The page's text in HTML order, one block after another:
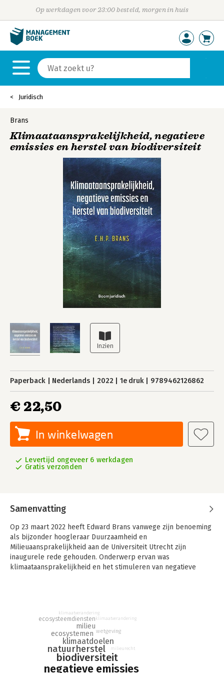
Op werkdagen voor 23:00 besteld, morgen in huis
Juridisch
Brans
Klimaataansprakelijkheid, negatieve
emissies en herstel van biodiversiteit
Paperback Nederlands 2022 1e druk 9789462126862
€ 22,50
In winkelwagen
Levertijd ongeveer 6 werkdagen
Gratis verzonden
Samenvatting
Op 23 maart 2022 heeft Edward Brans vanwege zijn benoeming
als bijzonder hoogleraar Duurzaamheid en
Milieuaansprakelijkheid aan de Universiteit Utrecht zijn
inaugurele rede gehouden. Onderwerp ervan was
klimaataansprakelijkheid en het stimuleren van negatieve
Ter financiering van maatregelen gericht op de realisering van
natuurlijke negatieve emissies overweegt de Europese
Commissie in het kader van het ‘Fit for 55’ programma om een
systeem van ‘carbon credits’ in te voeren. Edward onderzoekt
wat hier de voor- en nadelen van zijn en vraagt zich af wat de
negatieve emissies
biodiversiteit
natuurherstel
klimaatdoelen
ecosystemen
milieu
ecosysteemdiensten
wetgeving
klimaatverandering
milieurecht
klimaatverandering